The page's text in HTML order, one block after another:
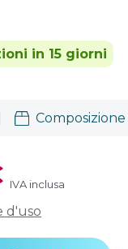
in 15 giorni
Composizione
IVA inclusa
d'uso